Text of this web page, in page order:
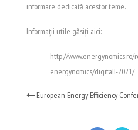
informare dedicată acestor teme.
Informații utile găsiți aici:
http://
energynomics/digitall-2021/
European Energy Efficiency